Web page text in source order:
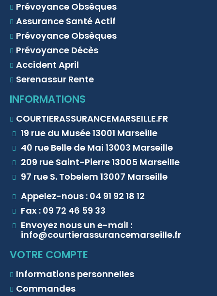
Prévoyance Obsèques
Assurance Santé Actif
Prévoyance Obsèques
Prévoyance Décès
Accident April
Serenassur Rente
INFORMATIONS
COURTIERASSURANCEMARSEILLE.FR
19 rue du Musée 13001 Marseille
40 rue Belle de Mai 13003 Marseille
209 rue Saint-Pierre 13005 Marseille
97 rue S. Tobelem 13007 Marseille
Appelez-nous : 04 91 92 18 12
Fax : 09 72 46 59 33
Envoyez nous un e-mail :
info@courtierassurancemarseille.fr
VOTRE COMPTE
Informations personnelles
Commandes